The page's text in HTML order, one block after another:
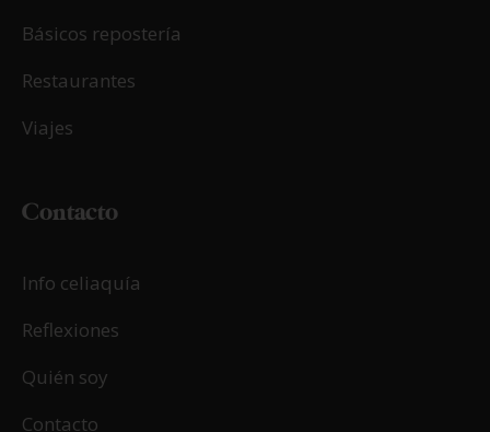
Básicos repostería
Restaurantes
Viajes
Contacto
Info celiaquía
Reflexiones
Quién soy
Contacto